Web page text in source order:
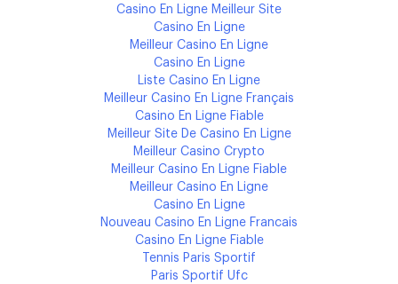
Casino En Ligne Meilleur Site
Casino En Ligne
Meilleur Casino En Ligne
Casino En Ligne
Liste Casino En Ligne
Meilleur Casino En Ligne Français
Casino En Ligne Fiable
Meilleur Site De Casino En Ligne
Meilleur Casino Crypto
Meilleur Casino En Ligne Fiable
Meilleur Casino En Ligne
Casino En Ligne
Nouveau Casino En Ligne Francais
Casino En Ligne Fiable
Tennis Paris Sportif
Paris Sportif Ufc